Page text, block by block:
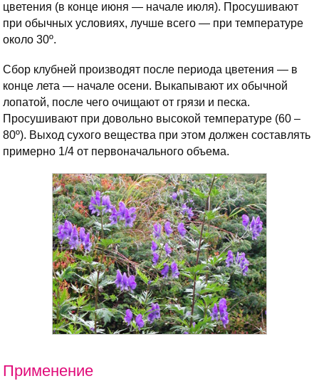
цветения (в конце июня — начале июля). Просушивают
при обычных условиях, лучше всего — при температуре
около 30º.
Сбор клубней производят после периода цветения — в
конце лета — начале осени. Выкапывают их обычной
лопатой, после чего очищают от грязи и песка.
Просушивают при довольно высокой температуре (60 –
80º). Выход сухого вещества при этом должен составлять
примерно 1/4 от первоначального объема.
Применение